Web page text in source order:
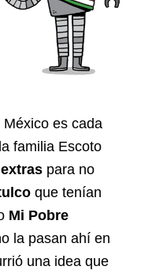
es cada
familia Escoto
para no
que tenían
Mi Pobre
la pasan ahí en
una idea que